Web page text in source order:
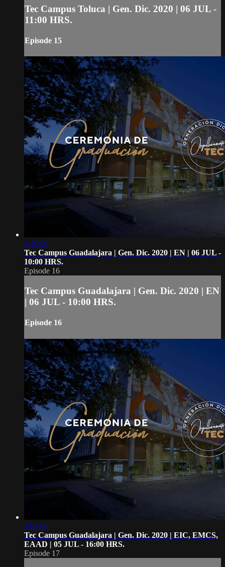
Tec Campus Toluca | Gen. Dic. 2020 | 06 JUL -
11:00 HRS.
Episode 15
1:19:08
Tec Campus Guadalajara | Gen. Dic. 2020 | EN | 06 JUL -
10:00 HRS.
Episode 16
Tec Campus Guadalajara | Gen. Dic. 2020 | EN
| 06 JUL - 10:00 HRS.
Episode 16
1:08:06
Tec Campus Guadalajara | Gen. Dic. 2020 | EIC, EMCS,
EAAD | 05 JUL - 16:00 HRS.
Episode 17